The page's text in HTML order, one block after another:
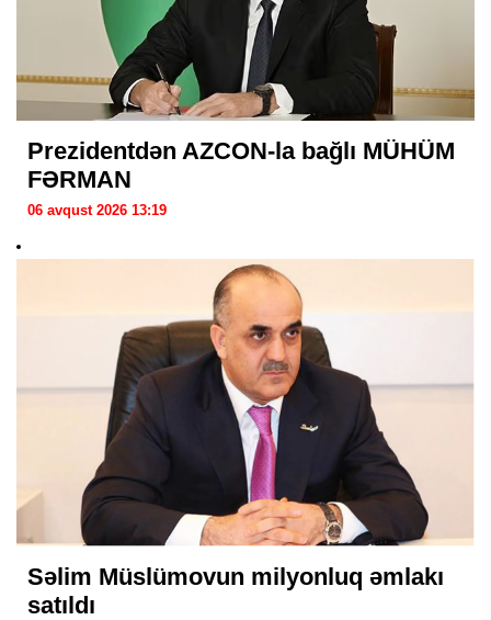
Prezidentdən AZCON-la bağlı MÜHÜM
FƏRMAN
06 avqust 2026 13:19
Səlim Müslümovun milyonluq əmlakı
satıldı